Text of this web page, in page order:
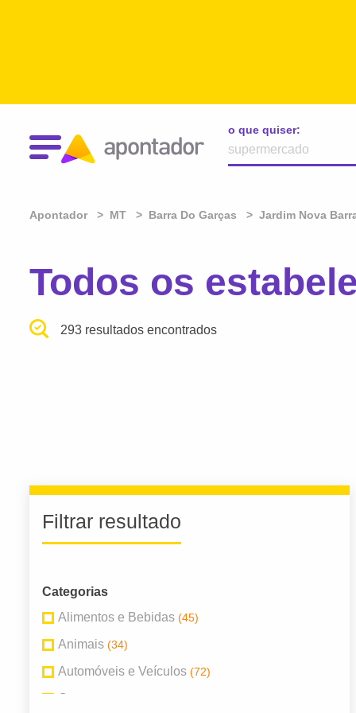
o que quiser:
Apontador MT Barra Do Garças Jardim Nova
Todos os
293 resultados encontrados
Filtrar resultado
Categorias
Alimentos e Bebidas (45)
Animais (34)
Automóveis e Veículos (72)
Com